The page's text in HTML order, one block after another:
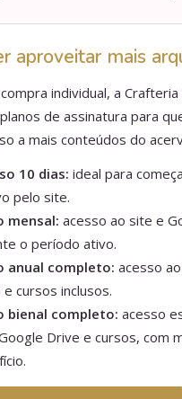
aproveitar mais
individual, a Crafteria
de assinatura para
a mais conteúdos do
10 dias: ideal para
pelo site.
mensal: acesso ao site e
o período ativo.
anual completo: acesso
e cursos inclusos.
bienal completo: acesso
Drive e cursos, com